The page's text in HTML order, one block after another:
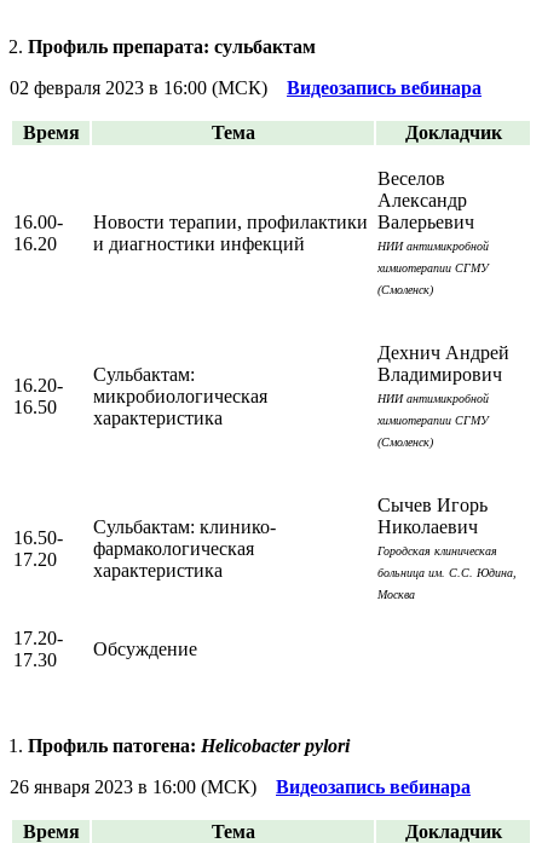
Профиль препарата: сульбактам
02 февраля 2023 в 16:00 (МСК) Видеозапись вебинара
Время Тема Докладчик
16.00-
16.20
Новости терапии, профилактики
и диагностики инфекций
Веселов
Александр
Валерьевич
НИИ антимикробной
химиотерапии СГМУ
(Смоленск)
16.20-
16.50
Сульбактам:
микробиологическая
характеристика
Дехнич Андрей
Владимирович
НИИ антимикробной
химиотерапии СГМУ
(Смоленск)
16.50-
17.20
Сульбактам: клинико-
фармакологическая
характеристика
Сычев Игорь
Николаевич
Городская клиническая
больница им. С.С. Юдина,
Москва
17.20-
17.30
Обсуждение
Профиль патогена: Helicobacter pylori
26 января 2023 в 16:00 (МСК) Видеозапись вебинара
Время Тема Докладчик